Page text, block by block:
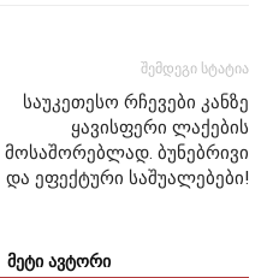
შემდეგი სტატია
საუკეთესო რჩევები კანზე
ყავისფერი ლაქების
მოსაშორებლად. ბუნებრივი
და ეფექტური საშუალებები!
მეტი ავტორი